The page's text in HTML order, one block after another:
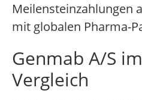
Meilensteinzahlungen
mit globalen Pharma-
Genmab A/S
Vergleich